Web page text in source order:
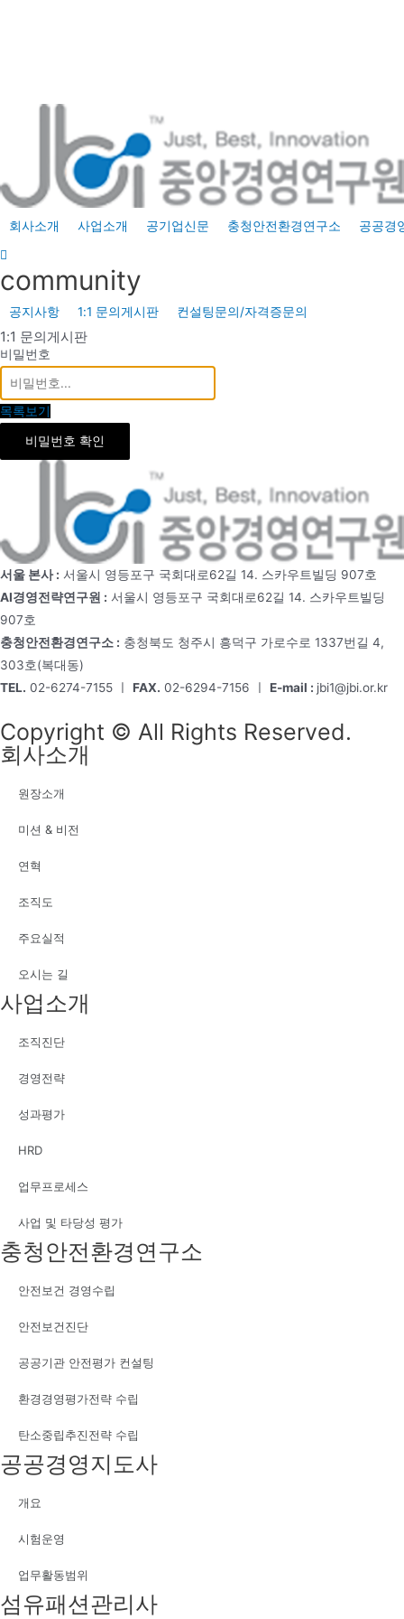
회사소개 사업소개 공기업신문 충청안전환경연구소 공공경
community
공지사항 1:1 문의게시판 컨설팅문의/자격증문의
1:1 문의게시판
비밀번호
목록보기
비밀번호 확인
서울 본사 : 서울시 영등포구 국회대로62길 14. 스카우트빌딩 907호
AI경영전략연구원 : 서울시 영등포구 국회대로62길 14. 스카우트빌딩
907호
충청안전환경연구소 : 충청북도 청주시 흥덕구 가로수로 1337번길 4,
303호(복대동)
TEL. 02-6274-7155 ㅣ FAX. 02-6294-7156 ㅣ E-mail : jbi1@jbi.or.kr
Copyright © All Rights Reserved.
회사소개
원장소개
미션 & 비전
연혁
조직도
주요실적
오시는 길
사업소개
조직진단
경영전략
성과평가
HRD
업무프로세스
사업 및 타당성 평가
충청안전환경연구소
안전보건 경영수립
안전보건진단
공공기관 안전평가 컨설팅
환경경영평가전략 수립
탄소중립추진전략 수립
공공경영지도사
개요
시험운영
업무활동범위
섬유패션관리사